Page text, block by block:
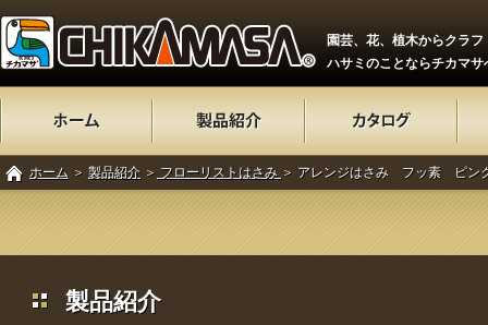
園芸、花、植木からクラフ
ハサミのことならチカマサ
ホーム ＞ 製品紹介 ＞ フローリストはさみ ＞ アレンジはさみ フッ素 ピン
製品紹介